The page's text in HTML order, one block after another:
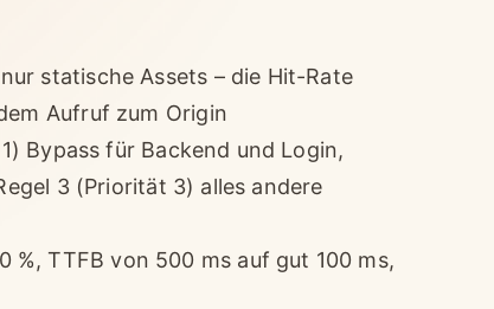
statische Assets – die Hit-Rate
Aufruf zum Origin
Bypass für Backend und Login,
3 (Priorität 3) alles andere
%, TTFB von 500 ms auf gut 100 ms,